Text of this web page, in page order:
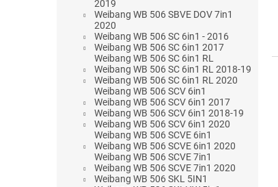
2019
Weibang WB 506 SBVE DOV 7in1
2020
Weibang WB 506 SC 6in1 - 2016
Weibang WB 506 SC 6in1 2017
Weibang WB 506 SC 6in1 RL
Weibang WB 506 SC 6in1 RL 2018-19
Weibang WB 506 SC 6in1 RL 2020
Weibang WB 506 SCV 6in1
Weibang WB 506 SCV 6in1 2017
Weibang WB 506 SCV 6in1 2018-19
Weibang WB 506 SCV 6in1 2020
Weibang WB 506 SCVE 6in1
Weibang WB 506 SCVE 6in1 2020
Weibang WB 506 SCVE 7in1
Weibang WB 506 SCVE 7in1 2020
Weibang WB 506 SKL 5IN1